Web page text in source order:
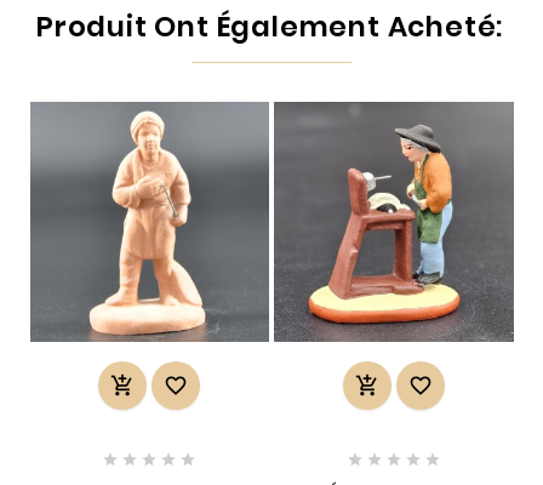
Produit Ont Également Acheté:
 
    
 
    